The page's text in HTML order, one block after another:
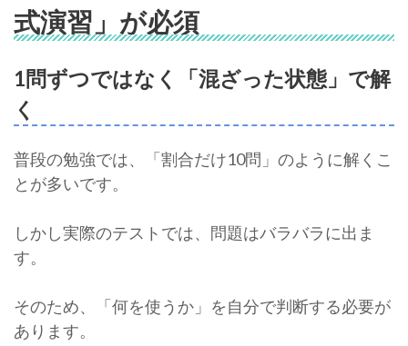
式演習」が必須
1問ずつではなく「混ざった状態」で解
く
普段の勉強では、「割合だけ10問」のように解くこ
とが多いです。
しかし実際のテストでは、問題はバラバラに出ま
す。
そのため、「何を使うか」を自分で判断する必要が
あります。